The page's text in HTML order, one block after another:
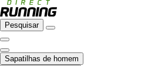
Pesquisar
Sapatilhas de homem